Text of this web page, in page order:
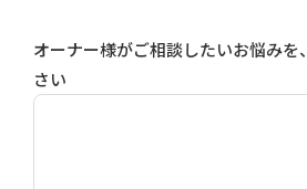
オーナー様がご相談したいお悩みを
さい